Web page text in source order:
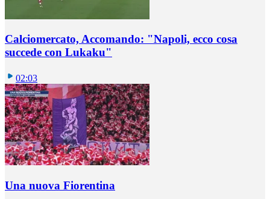
Calciomercato, Accomando: "Napoli, ecco cosa
succede con Lukaku"
02:03
Una nuova Fiorentina